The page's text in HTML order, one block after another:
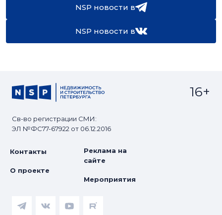
NSP новости в
NSP новости в
Св-во регистрации СМИ:
ЭЛ №ФС77-67922 от 06.12.2016
16+
Контакты
О проекте
Реклама на
сайте
Мероприятия